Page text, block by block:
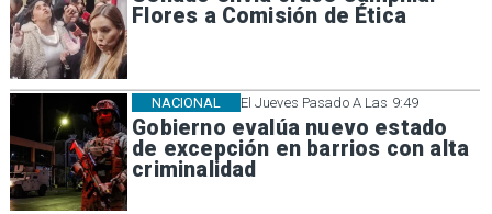
Flores a Comisión de Ética
El Jueves Pasado A Las 9:49
Gobierno evalúa nuevo estado
de excepción en barrios con alta
criminalidad
NACIONAL